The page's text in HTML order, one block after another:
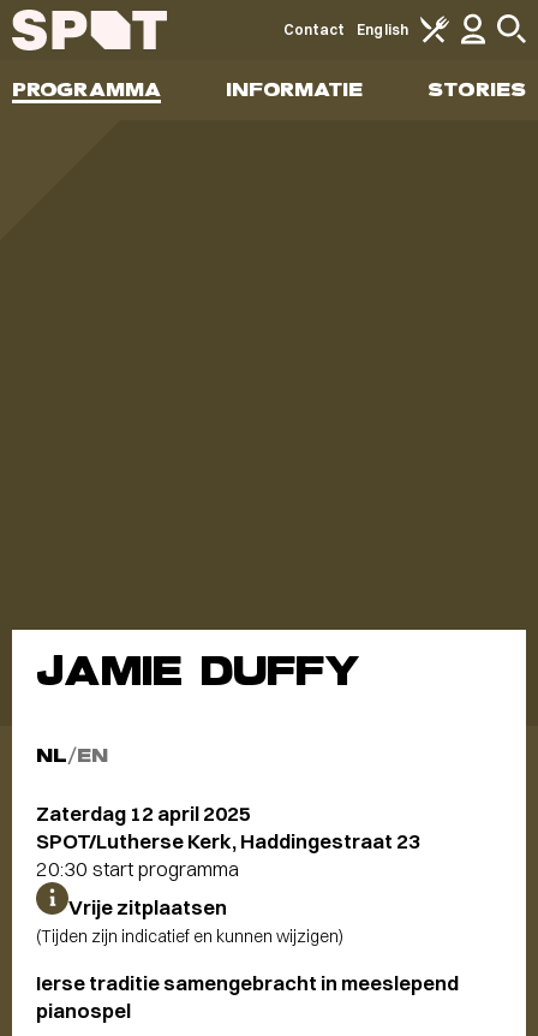
PROGRAMMA INFORMATIE STORIES
Contact English
JAMIE DUFFY
NL/EN
Zaterdag 12 april 2025
SPOT/Lutherse Kerk, Haddingestraat 23
20:30 start programma
Vrije zitplaatsen
(Tijden zijn indicatief en kunnen wijzigen)
Ierse traditie samengebracht in meeslepend
pianospel